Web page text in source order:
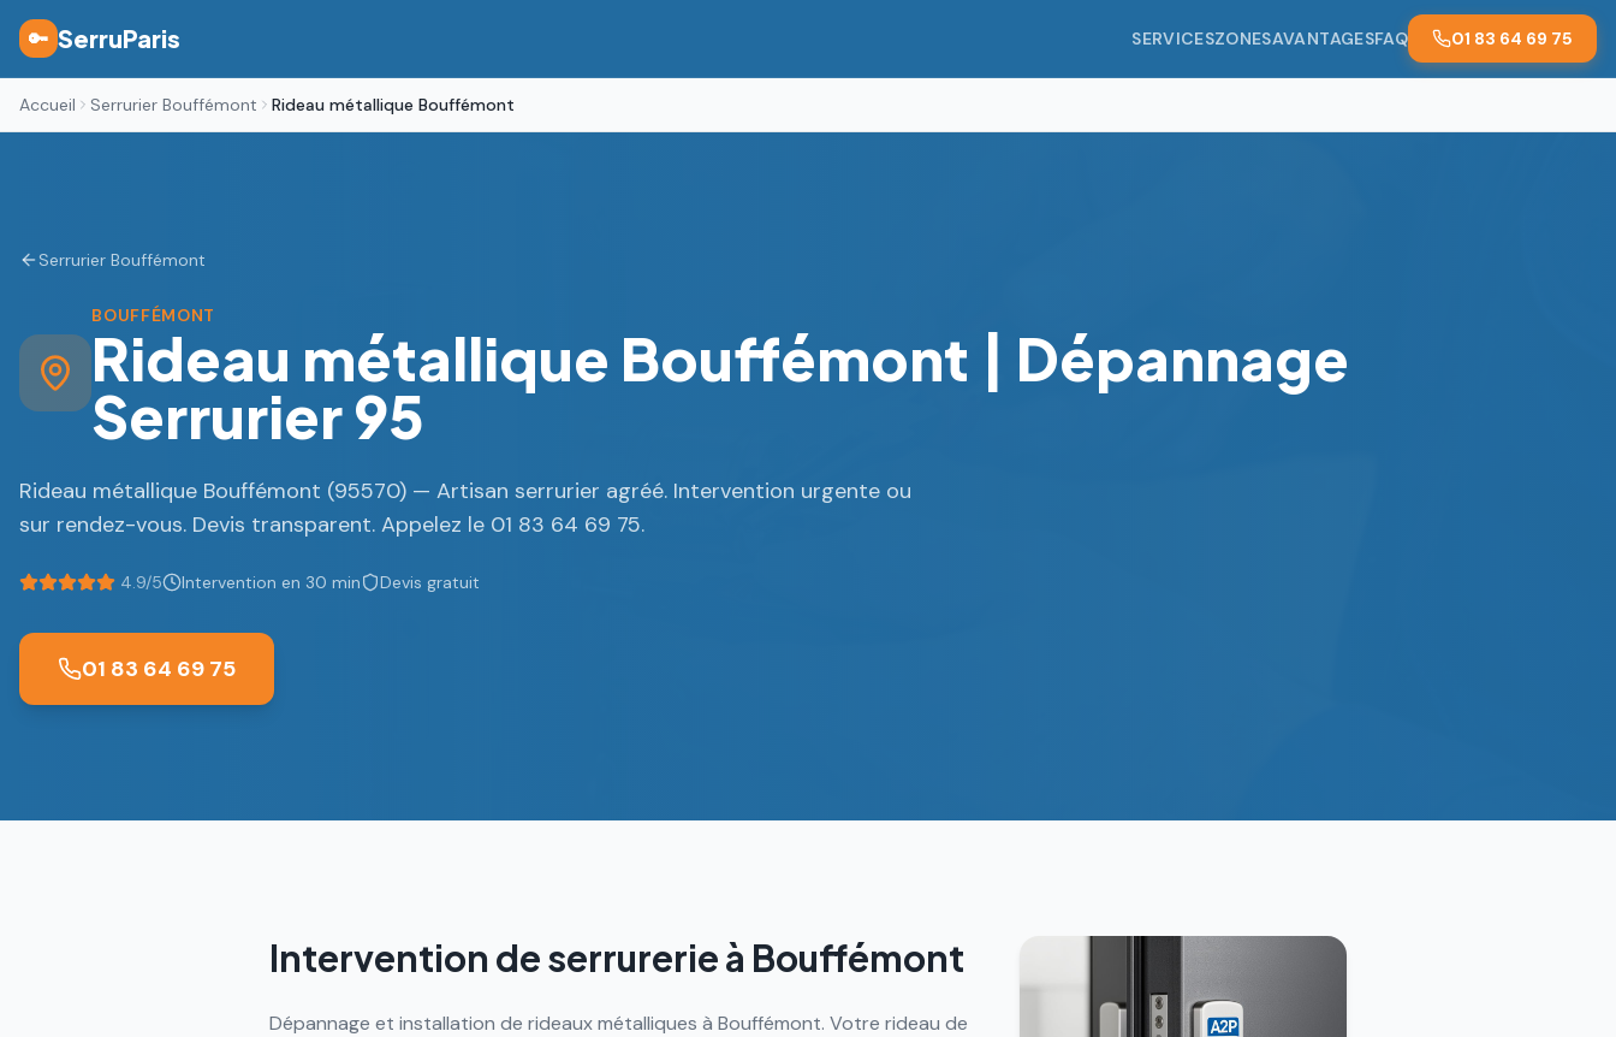
🔑 SerruParis SERVICESZONESAVANTAGESFAQ 01 83 64 69 75
Accueil Serrurier Bouffémont Rideau métallique Bouffémont
Serrurier Bouffémont
BOUFFÉMONT
Rideau métallique Bouffémont | Dépannage
Serrurier 95
Rideau métallique Bouffémont (95570) — Artisan serrurier agréé. Intervention urgente ou
sur rendez-vous. Devis transparent. Appelez le 01 83 64 69 75.
4.9/5 Intervention en 30 min Devis gratuit
01 83 64 69 75
Intervention de serrurerie à Bouffémont
Dépannage et installation de rideaux métalliques à Bouffémont. Votre rideau de